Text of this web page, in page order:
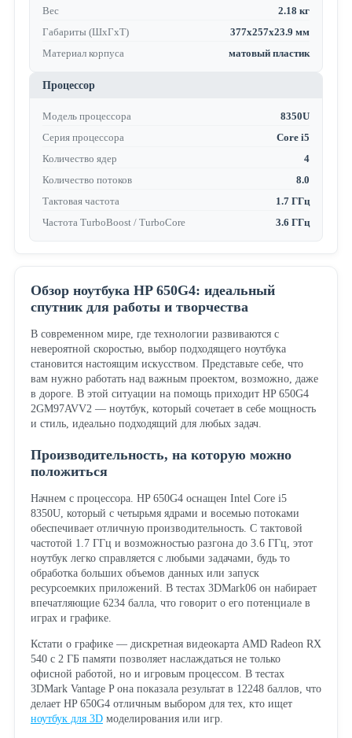
Вес
2.18 кг
Габариты (ШхГхТ)
377x257x23.9 мм
Материал корпуса
матовый пластик
Процессор
Модель процессора
8350U
Серия процессора
Core i5
Количество ядер
4
Количество потоков
8.0
Тактовая частота
1.7 ГГц
Частота TurboBoost / TurboCore
3.6 ГГц
Обзор ноутбука HP 650G4: идеальный
спутник для работы и творчества
В современном мире, где технологии развиваются с
невероятной скоростью, выбор подходящего ноутбука
становится настоящим искусством. Представьте себе, что
вам нужно работать над важным проектом, возможно, даже
в дороге. В этой ситуации на помощь приходит HP 650G4
2GM97AVV2 — ноутбук, который сочетает в себе мощность
и стиль, идеально подходящий для любых задач.
Производительность, на которую можно
положиться
Начнем с процессора. HP 650G4 оснащен Intel Core i5
8350U, который с четырьмя ядрами и восемью потоками
обеспечивает отличную производительность. С тактовой
частотой 1.7 ГГц и возможностью разгона до 3.6 ГГц, этот
ноутбук легко справляется с любыми задачами, будь то
обработка больших объемов данных или запуск
ресурсоемких приложений. В тестах 3DMark06 он набирает
впечатляющие 6234 балла, что говорит о его потенциале в
играх и графике.
Кстати о графике — дискретная видеокарта AMD Radeon RX
540 с 2 ГБ памяти позволяет наслаждаться не только
офисной работой, но и игровым процессом. В тестах
3DMark Vantage P она показала результат в 12248 баллов, что
делает HP 650G4 отличным выбором для тех, кто ищет
ноутбук для 3Dмоделирования или игр.